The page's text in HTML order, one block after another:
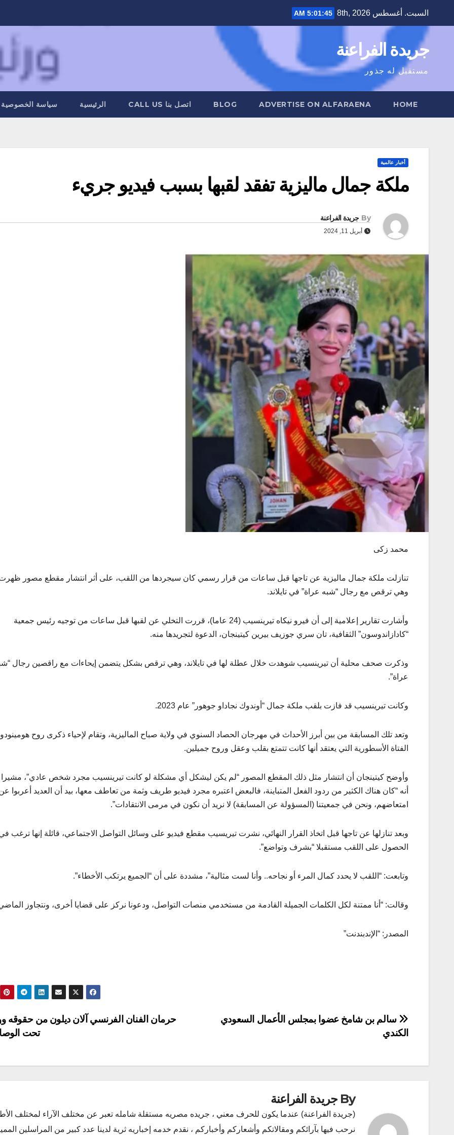
السبت. أغسطس 8th, 2026 5:01:46 AM
جريدة الفراعنة
مستقبل له جذور
HOME
ADVERTISE ON ALFARAENA
BLOG اتصل بنا CALL US الرئيسية سياسة الخصوصية
أخبار عالمية
ملكة جمال ماليزية تفقد لقبها بسبب فيديو جريء
By جريدة الفراعنة
أبريل 11, 2024
محمد زكى
تنازلت ملكة جمال ماليزية عن تاجها قبل ساعات من قرار رسمي كان سيجردها من اللقب، على أثر انتشار مقطع مصور
وهي ترقص مع رجال “شبه عراة” في تايلاند.
وأشارت تقارير إعلامية إلى أن فيرو نيكاه تيرينسيب (24 عاما)، قررت التخلي عن لقبها قبل ساعات من توجيه رئيس جمعية
“كادازاندوسون” الثقافية، تان سري جوزيف بيرين كيتينجان، الدعوة لتجريدها منه.
وذكرت صحف محلية أن تيرينسيب شوهدت خلال عطلة لها في تايلاند، وهي ترقص بشكل يتضمن إيحاءات مع راقصين رجال
عراة”.
وكانت تيرينسيب قد فازت بلقب ملكة جمال “أوندوك نجاداو جوهور” عام 2023.
وتعد تلك المسابقة من بين أبرز الأحداث في مهرجان الحصاد السنوي في ولاية صباح الماليزية، وتقام لإحياء ذكرى روح
الفتاة الأسطورية التي يعتقد أنها كانت تتمتع بقلب وعقل وروح جميلين.
وأوضح كيتينجان أن انتشار مثل ذلك المقطع المصور “لم يكن ليشكل أي مشكلة لو كانت تيرينسيب مجرد شخص عادي”، مشيرا
أنه “كان هناك الكثير من ردود الفعل المتباينة، فالبعض اعتبره مجرد فيديو طريف وثمة من تعاطف معها، بيد أن العديد أعربوا
امتعاضهم، ونحن في جمعيتنا (المسؤولة عن المسابقة) لا نريد أن نكون في مرمى الانتقادات”.
وبعد تنازلها عن تاجها قبل اتخاذ القرار النهائي، نشرت تيريسيب مقطع فيديو على وسائل التواصل الاجتماعي، قائلة إنها ترغب
الحصول على اللقب مستقبلا “بشرف وتواضع”.
وتابعت: “اللقب لا يحدد كمال المرء أو نجاحه.. وأنا لست مثالية”، مشددة على أن “الجميع يرتكب الأخطاء”.
وقالت: “أنا ممتنة لكل الكلمات الجميلة القادمة من مستخدمي منصات التواصل، ودعونا نركز على قضايا أخرى، ونتجاوز
المصدر: “الإندبندنت”
تصفّح
المقالات
حرمان الفنان الفرنسي آلان ديلون من حقوقه
تحت
سالم بن شامخ عضوا بمجلس الأعمال السعودي
الكندي
By جريدة الفراعنة
(جريدة الفراعنة) عندما يكون للحرف معني ، جريده مصريه مستقلة شامله تعبر عن مختلف الآراء لمختلف
نرحب فيها بآرائكم ومقالاتكم وأشعاركم وأخباركم ، نقدم خدمه إخباريه ثرية لدينا عدد كبير من المراسلين